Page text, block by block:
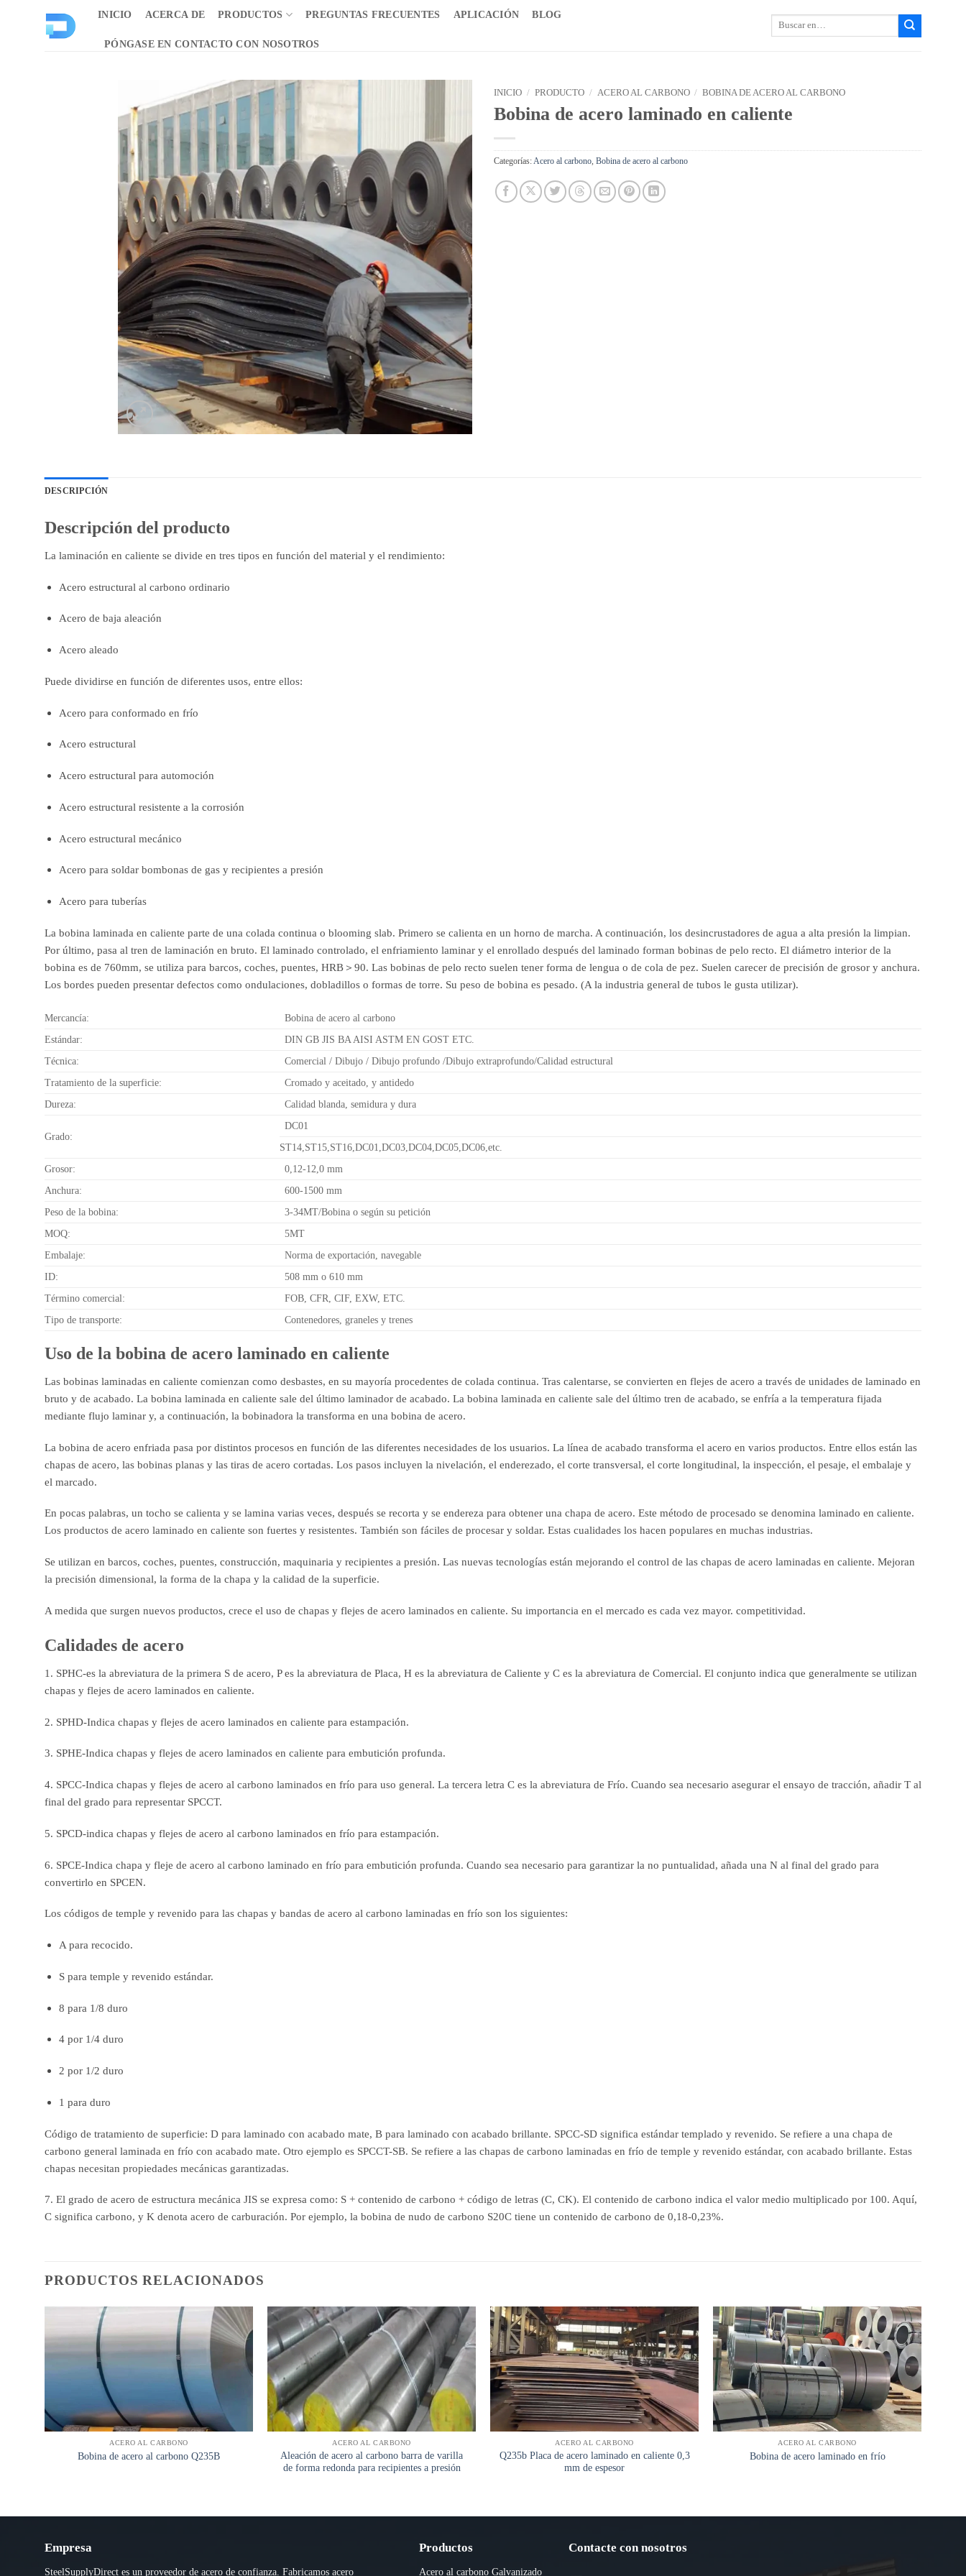
INICIO ACERCA DE PRODUCTOS PREGUNTAS FRECUENTES APLICACIÓN BLOG
PÓNGASE EN CONTACTO CON NOSOTROS
Buscar:
INICIO / PRODUCTO / ACERO AL CARBONO / BOBINA DE ACERO AL CARBONO
Bobina de acero laminado en caliente
Categorías:Acero al carbono, Bobina de acero al carbono
DESCRIPCIÓN
Descripción del producto
La laminación en caliente se divide en tres tipos en función del material y el rendimiento:
Acero estructural al carbono ordinario
Acero de baja aleación
Acero aleado
Puede dividirse en función de diferentes usos, entre ellos:
Acero para conformado en frío
Acero estructural
Acero estructural para automoción
Acero estructural resistente a la corrosión
Acero estructural mecánico
Acero para soldar bombonas de gas y recipientes a presión
Acero para tuberías
La bobina laminada en caliente parte de una colada continua o blooming slab. Primero se calienta en un horno de marcha. A continuación, los desincrustadores de agua a alta presión la limpian.
Por último, pasa al tren de laminación en bruto. El laminado controlado, el enfriamiento laminar y el enrollado después del laminado forman bobinas de pelo recto. El diámetro interior de la
bobina es de 760mm, se utiliza para barcos, coches, puentes, HRB＞90. Las bobinas de pelo recto suelen tener forma de lengua o de cola de pez. Suelen carecer de precisión de grosor y anchura.
Los bordes pueden presentar defectos como ondulaciones, dobladillos o formas de torre. Su peso de bobina es pesado. (A la industria general de tubos le gusta utilizar).
Mercancía:
Bobina de acero al carbono
Estándar:
DIN GB JIS BA AISI ASTM EN GOST ETC.
Técnica:
Comercial / Dibujo / Dibujo profundo /Dibujo extraprofundo/Calidad estructural
Tratamiento de la superficie:
Cromado y aceitado, y antidedo
Dureza:
Calidad blanda, semidura y dura
Grado:
DC01
ST14,ST15,ST16,DC01,DC03,DC04,DC05,DC06,etc.
Grosor:
0,12-12,0 mm
Anchura:
600-1500 mm
Peso de la bobina:
3-34MT/Bobina o según su petición
MOQ:
5MT
Embalaje:
Norma de exportación, navegable
ID:
508 mm o 610 mm
Término comercial:
FOB, CFR, CIF, EXW, ETC.
Tipo de transporte:
Contenedores, graneles y trenes
Uso de la bobina de acero laminado en caliente
Las bobinas laminadas en caliente comienzan como desbastes, en su mayoría procedentes de colada continua. Tras calentarse, se convierten en flejes de acero a través de unidades de laminado en
bruto y de acabado. La bobina laminada en caliente sale del último laminador de acabado. La bobina laminada en caliente sale del último tren de acabado, se enfría a la temperatura fijada
mediante flujo laminar y, a continuación, la bobinadora la transforma en una bobina de acero.
La bobina de acero enfriada pasa por distintos procesos en función de las diferentes necesidades de los usuarios. La línea de acabado transforma el acero en varios productos. Entre ellos están las
chapas de acero, las bobinas planas y las tiras de acero cortadas. Los pasos incluyen la nivelación, el enderezado, el corte transversal, el corte longitudinal, la inspección, el pesaje, el embalaje y
el marcado.
En pocas palabras, un tocho se calienta y se lamina varias veces, después se recorta y se endereza para obtener una chapa de acero. Este método de procesado se denomina laminado en caliente.
Los productos de acero laminado en caliente son fuertes y resistentes. También son fáciles de procesar y soldar. Estas cualidades los hacen populares en muchas industrias.
Se utilizan en barcos, coches, puentes, construcción, maquinaria y recipientes a presión. Las nuevas tecnologías están mejorando el control de las chapas de acero laminadas en caliente. Mejoran
la precisión dimensional, la forma de la chapa y la calidad de la superficie.
A medida que surgen nuevos productos, crece el uso de chapas y flejes de acero laminados en caliente. Su importancia en el mercado es cada vez mayor. competitividad.
Calidades de acero
1. SPHC-es la abreviatura de la primera S de acero, P es la abreviatura de Placa, H es la abreviatura de Caliente y C es la abreviatura de Comercial. El conjunto indica que generalmente se utilizan
chapas y flejes de acero laminados en caliente.
2. SPHD-Indica chapas y flejes de acero laminados en caliente para estampación.
3. SPHE-Indica chapas y flejes de acero laminados en caliente para embutición profunda.
4. SPCC-Indica chapas y flejes de acero al carbono laminados en frío para uso general. La tercera letra C es la abreviatura de Frío. Cuando sea necesario asegurar el ensayo de tracción, añadir T al
final del grado para representar SPCCT.
5. SPCD-indica chapas y flejes de acero al carbono laminados en frío para estampación.
6. SPCE-Indica chapa y fleje de acero al carbono laminado en frío para embutición profunda. Cuando sea necesario para garantizar la no puntualidad, añada una N al final del grado para
convertirlo en SPCEN.
Los códigos de temple y revenido para las chapas y bandas de acero al carbono laminadas en frío son los siguientes:
A para recocido.
S para temple y revenido estándar.
8 para 1/8 duro
4 por 1/4 duro
2 por 1/2 duro
1 para duro
Código de tratamiento de superficie: D para laminado con acabado mate, B para laminado con acabado brillante. SPCC-SD significa estándar templado y revenido. Se refiere a una chapa de
carbono general laminada en frío con acabado mate. Otro ejemplo es SPCCT-SB. Se refiere a las chapas de carbono laminadas en frío de temple y revenido estándar, con acabado brillante. Estas
chapas necesitan propiedades mecánicas garantizadas.
7. El grado de acero de estructura mecánica JIS se expresa como: S + contenido de carbono + código de letras (C, CK). El contenido de carbono indica el valor medio multiplicado por 100. Aquí,
C significa carbono, y K denota acero de carburación. Por ejemplo, la bobina de nudo de carbono S20C tiene un contenido de carbono de 0,18-0,23%.
PRODUCTOS RELACIONADOS
ACERO AL CARBONO
Bobina de acero al carbono Q235B
ACERO AL CARBONO
Aleación de acero al carbono barra de varilla
de forma redonda para recipientes a presión
ACERO AL CARBONO
Q235b Placa de acero laminado en caliente 0,3
mm de espesor
ACERO AL CARBONO
Bobina de acero laminado en frío
Empresa
SteelSupplyDirect es un proveedor de acero de confianza. Fabricamos acero
Productos
Acero al carbono Galvanizado
Contacte con nosotros